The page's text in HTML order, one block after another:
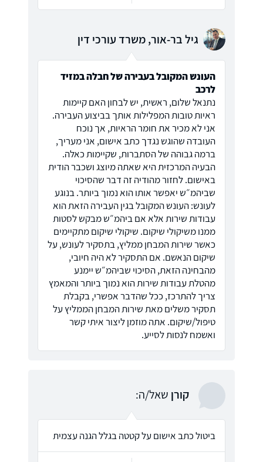
גיל בר-אור, משרד עורכי דין
העונש המקובל בעבירה של חבלה במזיד
לרכב
נתנאל שלום, ראשית, יש לבחון האם קיימות
ראיות טובות המפלילות אותך בביצוע העבירה.
אני לא מכיר את חומר הראיות, אך נוכח
העובדה שהוגש נגדך כתב אישום, אני מעריך,
ברמה גבוהה של הסתברות, שקיימות כאלה.
הבעיה המרכזית היא שאתה מיוצג ושכבר הודית
באישום. לחזור מהודיה זה דבר שהסיכוי
שביהמ״ש יאפשר אותו הוא נמוך ביותר. בנוגע
לעונש: העונש המקובל בגין העבירה הזאת הוא
עבודות שירות אלא אם ביהמ״ש מבקש לסטות
ממנו משיקולי שיקום. שיקולי שיקום מתקיימים
כאשר שירות המבחן ממליץ, בתסקיר לעונש, על
שיקום הנאשם. אם התסקיר לא היה חיובי,
מהבחינה הזאת, הסיכוי שביהמ״ש יימנע
מהטלת עבודות שירות הוא נמוך ביותר והמאמץ
צריך להתרכז, ככל שהדבר אפשרי, בקבלת
תסקיר משלים מאת שירות המבחן הממליץ על
טיפול/שיקום. אתה מוזמן ליצור איתי קשר
ואשמח לנסות לסייע.
קורן שאל/ה:
ביטול כתב אישום על קטטה בגלל הגנה עצמית